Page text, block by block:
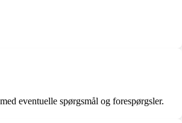
eventuelle spørgsmål og forespørgsler.